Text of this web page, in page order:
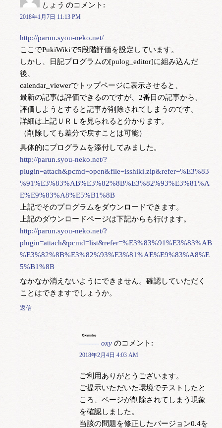
しょう のコメント:
2018年1月7日 11:13 PM
http://parun.syou-neko.net/
ここでPukiWikiで5段階評価を設定しています。
しかし、日記プログラムの[pulog_editor]に組み込んだ
後、
calendar_viewerでトップページに表示させると、
最新の記事は評価できるのですが、2番目の記事から、
評価しようとすると記事が削除されてしまうのです。
詳細は上記ＵＲＬを見られると分かります。
（削除しても差分で戻すことは可能）
具体的にプログラムを添付してみました。
http://parun.syou-neko.net/?
plugin=attach&pcmd=open&file=isshiki.zip&refer=%E3%83
%91%E3%83%AB%E3%82%8B%E3%82%93%E3%81%A
E%E9%83%A8%E5%B1%8B
上記でそのプログラムをダウンロードできます。
上記のダウンロードページは下記からも行けます。
http://parun.syou-neko.net/?
plugin=attach&pcmd=list&refer=%E3%83%91%E3%83%AB
%E3%82%8B%E3%82%93%E3%81%AE%E9%83%A8%E
5%B1%8B
なかなか消えないようにできません。確認していただく
ことはできますでしょうか。
返信
oxy のコメント:
2018年2月4日 4:03 AM
ご利用ありがとうございます。
ご提示いただいた環境でテストしたと
ころ、ページが削除されてしまう現象
を確認しました。
当該の問題を修正したバージョン0.4を